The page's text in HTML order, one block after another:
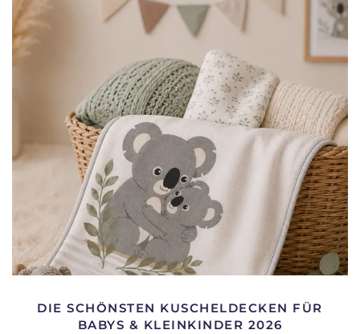
DIE SCHÖNSTEN KUSCHELDECKEN FÜR
BABYS & KLEINKINDER 2026